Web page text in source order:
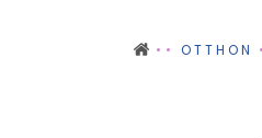
OTTHON